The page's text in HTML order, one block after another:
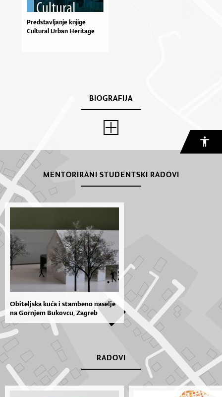
Predstavljanje knjige
Cultural Urban Heritage
BIOGRAFIJA
MENTORIRANI STUDENTSKI RADOVI
Obiteljska kuća i stambeno naselje
na Gornjem Bukovcu, Zagreb
RADOVI